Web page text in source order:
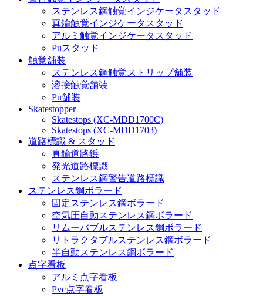
ステンレス鋼触覚インジケータスタッド
真鍮触覚インジケータスタッド
アルミ触覚インジケータスタッド
Puスタッド
触覚舗装
ステンレス鋼触覚ストリップ舗装
溶接触覚舗装
Pu舗装
Skatestopper
Skatestops (XC-MDD1700C)
Skatestops (XC-MDD1703)
道路標識 & スタッド
真鍮道路鋲
発光道路標識
ステンレス鋼警告道路標識
ステンレス鋼ボラード
固定ステンレス鋼ボラード
空気圧自動ステンレス鋼ボラード
リムーバブルステンレス鋼ボラード
リトラクタブルステンレス鋼ボラード
半自動ステンレス鋼ボラード
点字看板
アルミ点字看板
Pvc点字看板